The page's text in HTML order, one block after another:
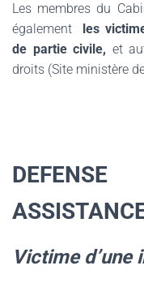
Les membres du
également
les
de partie civile, et
droits (Site ministère
Victime